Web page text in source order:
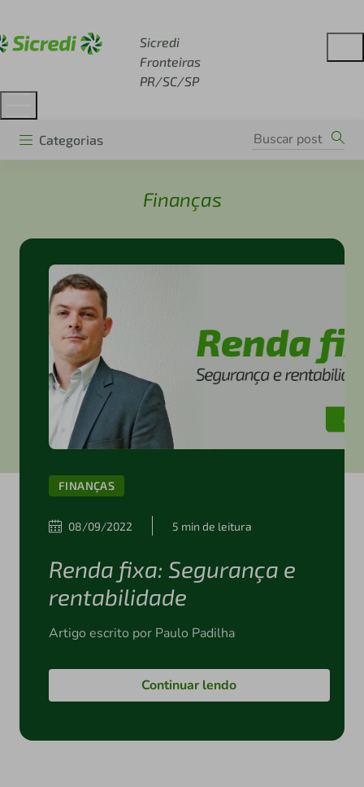
Sicredi
Fronteiras
PR/SC/SP
Categorias
Finanças
FINANÇAS
08/09/2022 5 min de leitura
Renda fixa: Segurança e
rentabilidade
Artigo escrito por Paulo Padilha
Continuar lendo